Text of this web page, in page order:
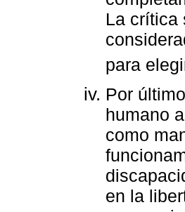
La crítica
para
Por
humano
como
en la